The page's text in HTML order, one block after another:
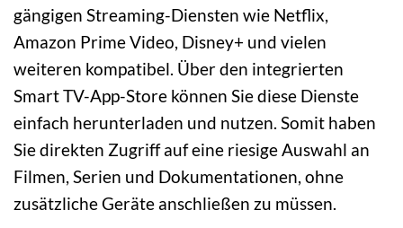
gängigen Streaming-Diensten wie Netflix,
Amazon Prime Video, Disney+ und vielen
weiteren kompatibel. Über den integrierten
Smart TV-App-Store können Sie diese Dienste
einfach herunterladen und nutzen. Somit haben
Sie direkten Zugriff auf eine riesige Auswahl an
Filmen, Serien und Dokumentationen, ohne
zusätzliche Geräte anschließen zu müssen.